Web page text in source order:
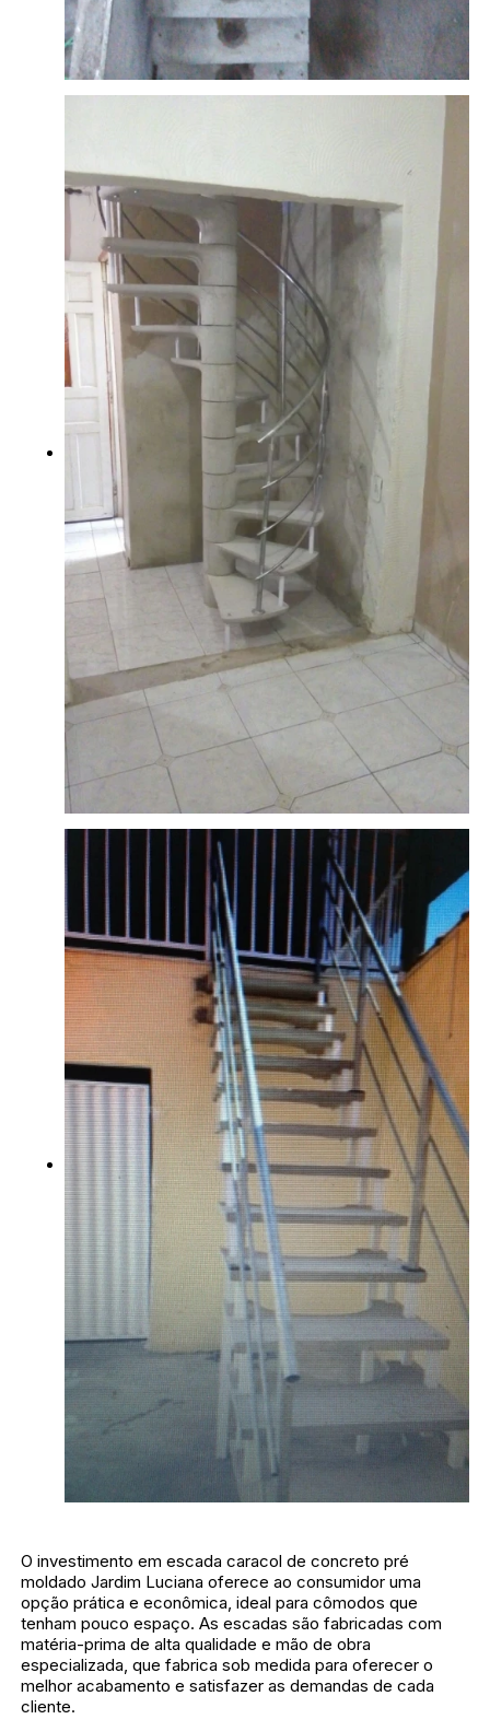
O investimento em escada caracol de concreto pré
moldado Jardim Luciana oferece ao consumidor uma
opção prática e econômica, ideal para cômodos que
tenham pouco espaço. As escadas são fabricadas com
matéria-prima de alta qualidade e mão de obra
especializada, que fabrica sob medida para oferecer o
melhor acabamento e satisfazer as demandas de cada
cliente.